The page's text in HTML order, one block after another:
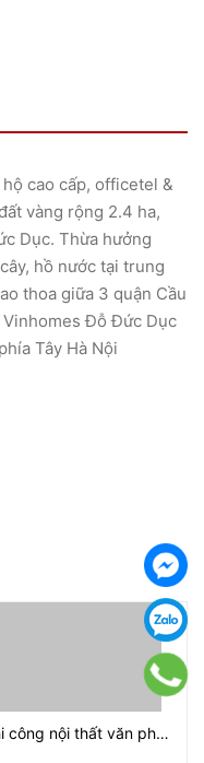
cao cấp, officetel &
vàng rộng 2.4 ha,
Dục. Thừa hưởng
hồ nước tại trung
thoa giữa 3 quận Cầu
Vinhomes Đỗ Đức Dục
Tây Hà Nội
Thi công nội thất văn phòng tại Hà Nội